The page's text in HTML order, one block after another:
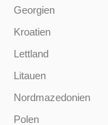
Georgien
Kroatien
Lettland
Litauen
Nordmazedonien
Polen